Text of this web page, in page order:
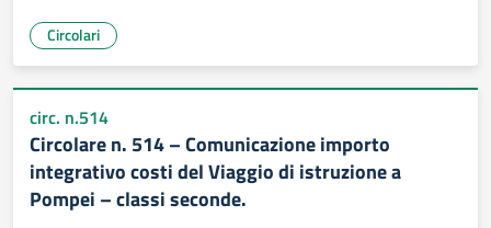
Circolari
circ. n.514
Circolare n. 514 – Comunicazione importo
integrativo costi del Viaggio di istruzione a
Pompei – classi seconde.